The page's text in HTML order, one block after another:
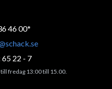
46 00*
22 - 7
fredag 13:00 till 15.00.